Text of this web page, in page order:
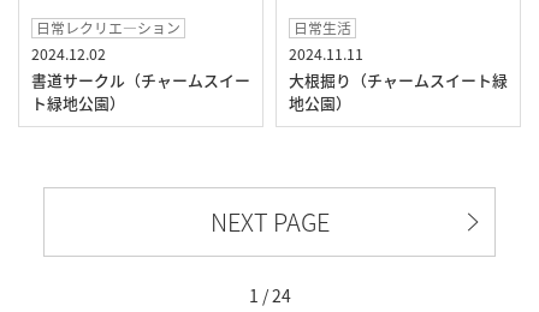
日常レクリエ―ション
2024.12.02
書道サークル（チャームスイー
ト緑地公園）
日常生活
2024.11.11
大根掘り（チャームスイート緑
地公園）
NEXT PAGE
1 / 24